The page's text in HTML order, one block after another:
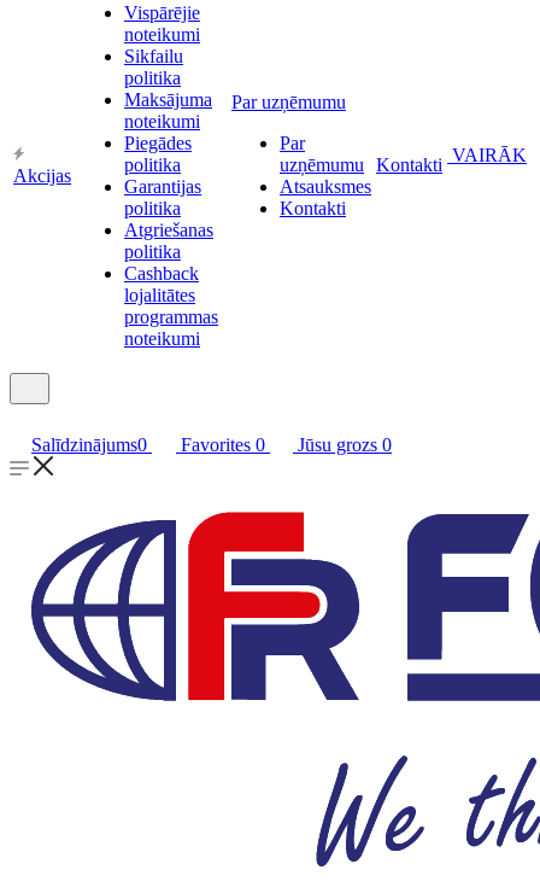
Akcijas
Vispārējie
noteikumi
Sikfailu
politika
Maksājuma
noteikumi
Piegādes
politika
Garantijas
politika
Atgriešanas
politika
Cashback
lojalitātes
programmas
noteikumi
Par uzņēmumu
Par
uzņēmumu
Atsauksmes
Kontakti
Kontakti VAIRĀK
Salīdzinājums0 Favorites 0 Jūsu grozs 0